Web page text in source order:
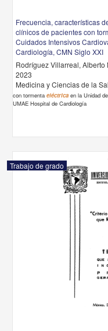
Frecuencia, características
clínicos de pacientes con
Cuidados Intensivos
Cardiología, CMN Siglo XXI
Rodríguez Villarreal, Alberto
2023
Medicina y Ciencias de la
con tormentaeléctrica en la Unidad
UMAE Hospital de Cardiología
Trabajo de grado